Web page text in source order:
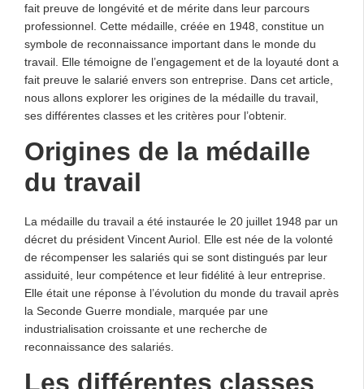
fait preuve de longévité et de mérite dans leur parcours
professionnel. Cette médaille, créée en 1948, constitue un
symbole de reconnaissance important dans le monde du
travail. Elle témoigne de l’engagement et de la loyauté dont a
fait preuve le salarié envers son entreprise. Dans cet article,
nous allons explorer les origines de la médaille du travail,
ses différentes classes et les critères pour l’obtenir.
Origines de la médaille
du travail
La médaille du travail a été instaurée le 20 juillet 1948 par un
décret du président Vincent Auriol. Elle est née de la volonté
de récompenser les salariés qui se sont distingués par leur
assiduité, leur compétence et leur fidélité à leur entreprise.
Elle était une réponse à l’évolution du monde du travail après
la Seconde Guerre mondiale, marquée par une
industrialisation croissante et une recherche de
reconnaissance des salariés.
Les différentes classes